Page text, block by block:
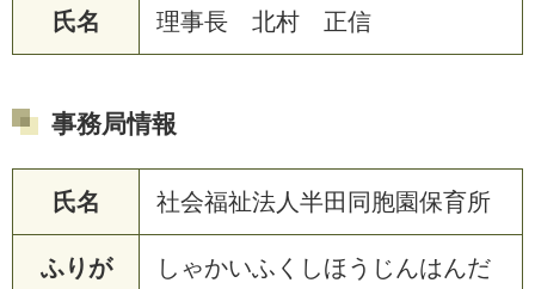
氏名 理事長 北村 正信
事務局情報
氏名 社会福祉法人半田同胞園保育所
ふりが
しゃかいふくしほうじんはんだ